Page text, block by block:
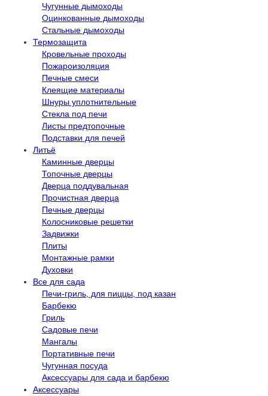
Чугунные дымоходы
Оцинкованные дымоходы
Стальные дымоходы
Термозащита
Кровельные проходы
Пожароизоляция
Печные смеси
Клеящие материалы
Шнуры уплотнительные
Стекла под печи
Листы предтопочные
Подставки для печей
Литьё
Каминные дверцы
Топочные дверцы
Дверца поддувальная
Прочистная дверца
Печные дверцы
Колосниковые решетки
Задвижки
Плиты
Монтажные рамки
Духовки
Все для сада
Печи-гриль, для пиццы, под казан
Барбекю
Гриль
Садовые печи
Мангалы
Портативные печи
Чугунная посуда
Аксессуары для сада и барбекю
Аксессуары